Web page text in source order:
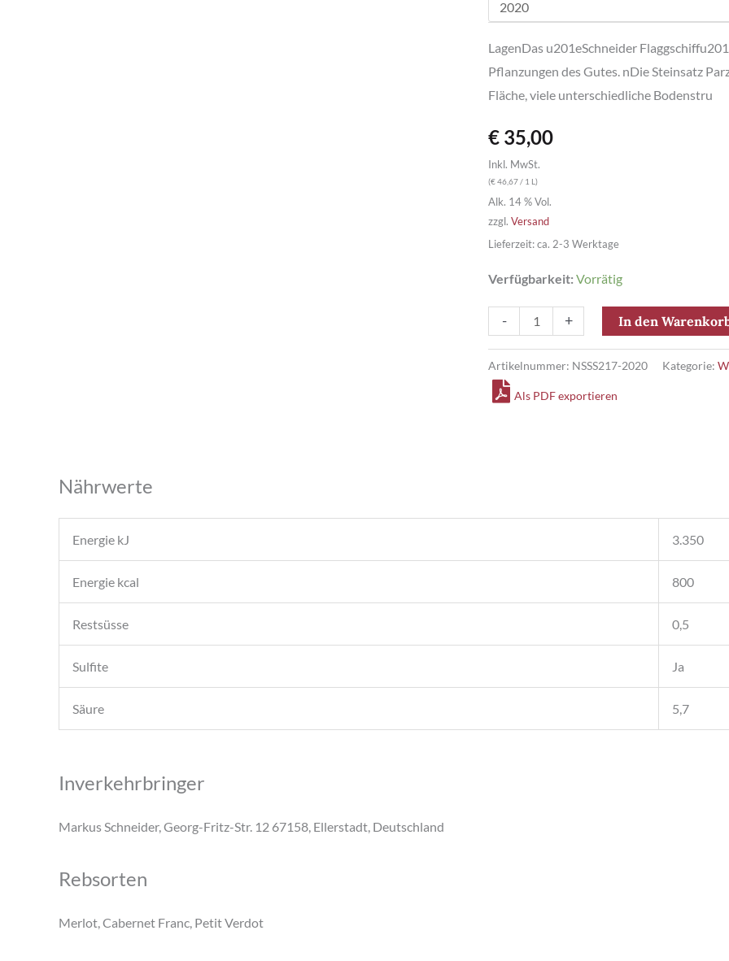
LagenDas u201eSchneider
Pflanzungen des Gutes. nDie Steinsatz
Fläche, viele unterschiedliche Bodenstru
€ 35,00
Inkl. MwSt.
(€46,67/ 1 L)
Alk. 14 % Vol.
zzgl. Versand
Lieferzeit: ca. 2-3 Werktage
Verfügbarkeit: Vorrätig
-
Steinsatz
Rotweincuvée
QW
trocken
+ In den
Artikelnummer: NSSS217-2020 Kategorie:
Als PDF exportieren
Nährwerte
Energie kJ 3.350
Energie kcal 800
Restsüsse 0,5
Sulfite Ja
Säure 5,7
Inverkehrbringer
Markus Schneider, Georg-Fritz-Str. 12 67158, Ellerstadt, Deutschland
Rebsorten
Merlot, Cabernet Franc, Petit Verdot